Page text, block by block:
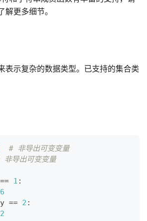
更多细节。
表示复杂的数据类型。已支持的集合类
# 非导出可变变量
非导出可变变量
== 1 :
== 2 :